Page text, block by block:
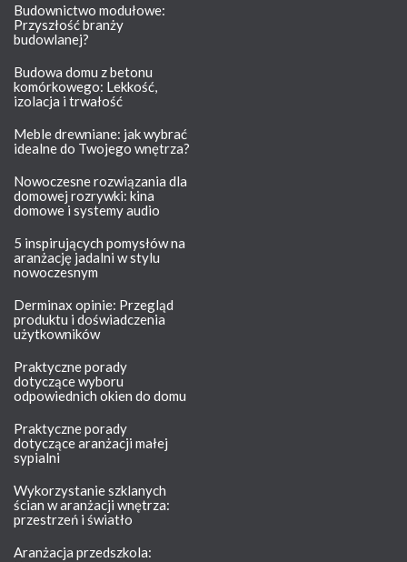
Budownictwo modułowe:
Przyszłość branży
budowlanej?
Budowa domu z betonu
komórkowego: Lekkość,
izolacja i trwałość
Meble drewniane: jak wybrać
idealne do Twojego wnętrza?
Nowoczesne rozwiązania dla
domowej rozrywki: kina
domowe i systemy audio
5 inspirujących pomysłów na
aranżację jadalni w stylu
nowoczesnym
Derminax opinie: Przegląd
produktu i doświadczenia
użytkowników
Praktyczne porady
dotyczące wyboru
odpowiednich okien do domu
Praktyczne porady
dotyczące aranżacji małej
sypialni
Wykorzystanie szklanych
ścian w aranżacji wnętrza:
przestrzeń i światło
Aranżacja przedszkola: